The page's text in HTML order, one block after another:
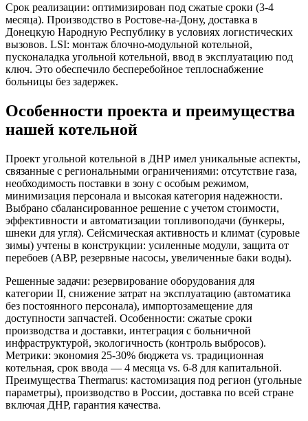
Срок реализации: оптимизирован под сжатые сроки (3-4
месяца). Производство в Ростове-на-Дону, доставка в
Донецкую Народную Республику в условиях логистических
вызовов. LSI: монтаж блочно-модульной котельной,
пусконаладка угольной котельной, ввод в эксплуатацию под
ключ. Это обеспечило бесперебойное теплоснабжение
больницы без задержек.
Особенности проекта и преимущества
нашей котельной
Проект угольной котельной в ДНР имел уникальные аспекты,
связанные с региональными ограничениями: отсутствие газа,
необходимость поставки в зону с особым режимом,
минимизация персонала и высокая категория надежности.
Выбрано сбалансированное решение с учетом стоимости,
эффективности и автоматизации топливоподачи (бункеры,
шнеки для угля). Сейсмическая активность и климат (суровые
зимы) учтены в конструкции: усиленные модули, защита от
перебоев (АВР, резервные насосы, увеличенные баки воды).
Решенные задачи: резервирование оборудования для
категории II, снижение затрат на эксплуатацию (автоматика
без постоянного персонала), импортозамещение для
доступности запчастей. Особенности: сжатые сроки
производства и доставки, интеграция с больничной
инфраструктурой, экологичность (контроль выбросов).
Метрики: экономия 25-30% бюджета vs. традиционная
котельная, срок ввода — 4 месяца vs. 6-8 для капитальной.
Преимущества Thermarus: кастомизация под регион (угольные
параметры), производство в России, доставка по всей стране
включая ДНР, гарантия качества.